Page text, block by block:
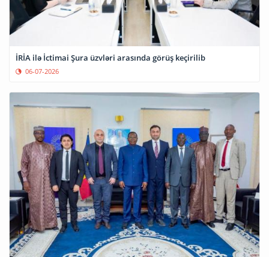
İRİA ilə İctimai Şura üzvləri arasında görüş keçirilib
06-07-2026